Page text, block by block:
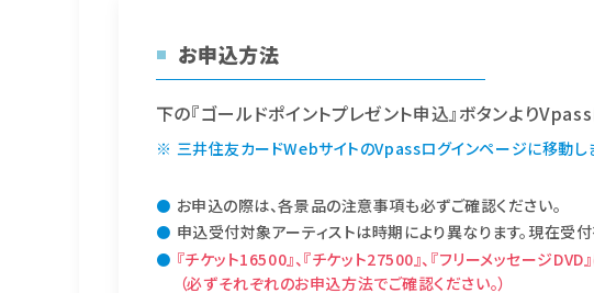
■ お申込方法
下の『ゴールドポイントプレゼント申込』ボタンより
三井住友カードWebサイトのVpassログインページに移動しま
お申込の際は、各景品の注意事項も必ずご確認ください。
申込受付対象アーティストは時期により異なります。現在受
『チケット16500』、『チケット27500』、『フリーメッセージ
（必ずそれぞれのお申込方法でご確認ください。）